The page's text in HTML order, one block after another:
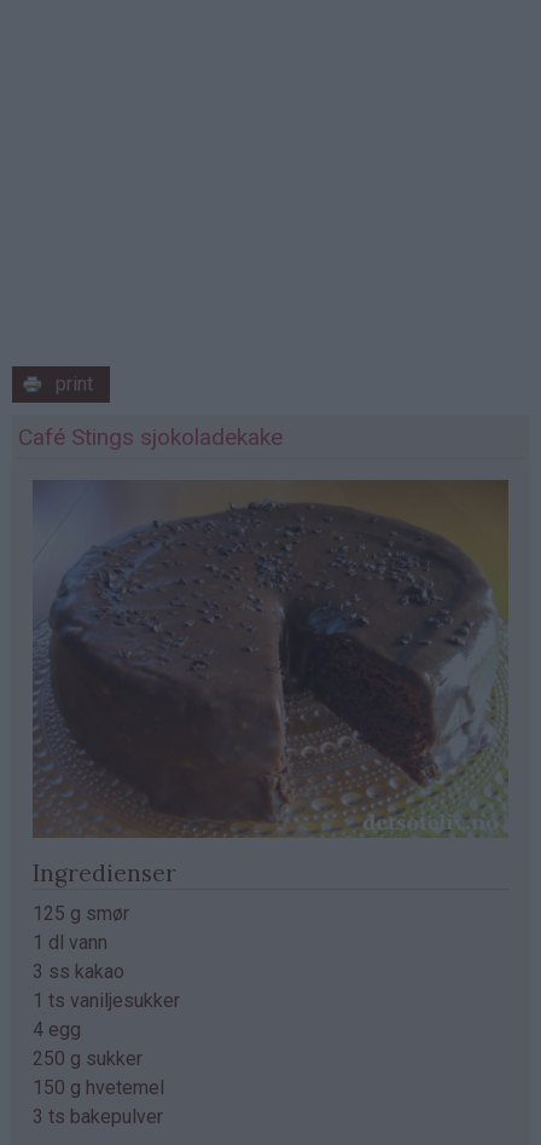
print
Café Stings sjokoladekake
Ingredienser
125 g smør
1 dl vann
3 ss kakao
1 ts vaniljesukker
4 egg
250 g sukker
150 g hvetemel
3 ts bakepulver